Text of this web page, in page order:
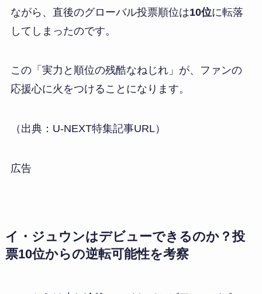
ながら、直後のグローバル投票順位は10位に転落
してしまったのです。
この「実力と順位の残酷なねじれ」が、ファンの
応援心に火をつけることになります。
（出典：U-NEXT特集記事URL）
広告
イ・ジュウンはデビューできるのか？投
票10位からの逆転可能性を考察